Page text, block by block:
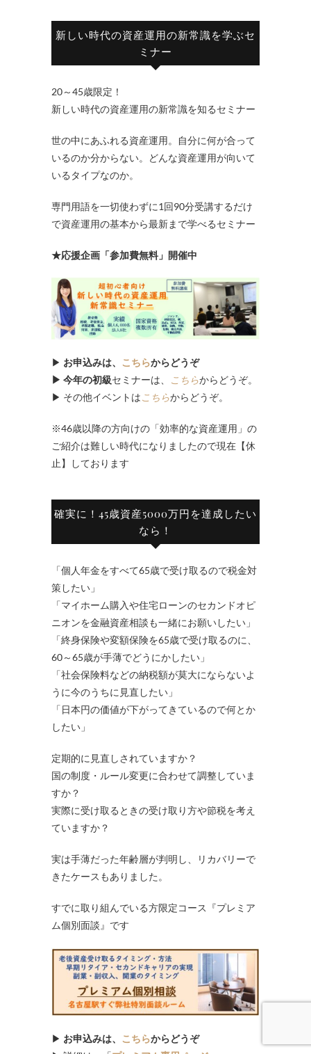
新しい時代の資産運用の新常識を学ぶセ
ミナー
20～45歳限定！
新しい時代の資産運用の新常識を知るセミナー
世の中にあふれる資産運用。自分に何が合って
いるのか分からない。どんな資産運用が向いて
いるタイプなのか。
専門用語を一切使わずに1回90分受講するだけ
で資産運用の基本から最新まで学べるセミナー
★応援企画「参加費無料」開催中
▶ お申込みは、 こちらからどうぞ
▶ 今年の初級セミナーは、 こちらからどうぞ。
▶ その他イベントはこちらからどうぞ。
※46歳以降の方向けの「効率的な資産運用」の
ご紹介は難しい時代になりましたので現在【休
止】しております
確実に！45歳資産5000万円を達成したい
なら！
「個人年金をすべて65歳で受け取るので税金対
策したい」
「マイホーム購入や住宅ローンのセカンドオピ
ニオンを金融資産相談も一緒にお願いしたい」
「終身保険や変額保険を65歳で受け取るのに、
60～65歳が手薄でどうにかしたい」
「社会保険料などの納税額が莫大にならないよ
うに今のうちに見直したい」
「日本円の価値が下がってきているので何とか
したい」
定期的に見直しされていますか？
国の制度・ルール変更に合わせて調整していま
すか？
実際に受け取るときの受け取り方や節税を考え
ていますか？
実は手薄だった年齢層が判明し、リカバリーで
きたケースもありました。
すでに取り組んでいる方限定コース『プレミア
ム個別面談』です
▶ お申込みは、 こちらからどうぞ